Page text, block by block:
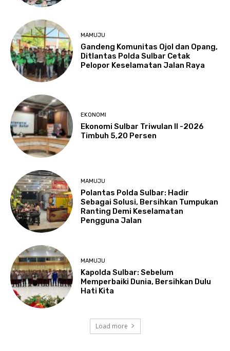
MAMUJU
Gandeng Komunitas Ojol dan Opang,
Ditlantas Polda Sulbar Cetak
Pelopor Keselamatan Jalan Raya
EKONOMI
Ekonomi Sulbar Triwulan II -2026
Timbuh 5,20 Persen
MAMUJU
Polantas Polda Sulbar: Hadir
Sebagai Solusi, Bersihkan Tumpukan
Ranting Demi Keselamatan
Pengguna Jalan
MAMUJU
Kapolda Sulbar: Sebelum
Memperbaiki Dunia, Bersihkan Dulu
Hati Kita
Load more